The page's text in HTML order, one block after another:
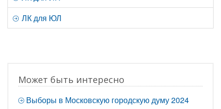
ЛК для ЮЛ
Может быть интересно
Выборы в Московскую городскую думу 2024